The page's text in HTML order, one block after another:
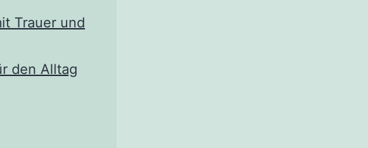
Trauer und
den Alltag